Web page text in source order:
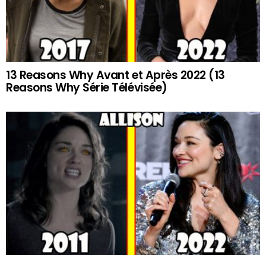
13 Reasons Why Avant et Après 2022 (13
Reasons Why Série Télévisée)